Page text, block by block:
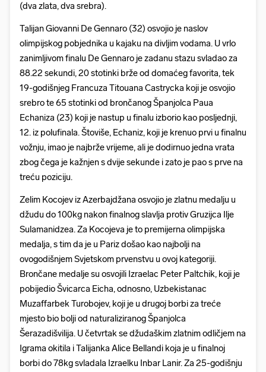
(dva zlata, dva srebra).
Talijan Giovanni De Gennaro (32) osvojio je naslov
olimpijskog pobjednika u kajaku na divljim vodama. U vrlo
zanimljivom finalu De Gennaro je zadanu stazu svladao za
88.22 sekundi, 20 stotinki brže od domaćeg favorita, tek
19-godišnjeg Francuza Titouana Castrycka koji je osvojio
srebro te 65 stotinki od brončanog Španjolca Paua
Echaniza (23) koji je nastup u finalu izborio kao posljednji,
12. iz polufinala. Štoviše, Echaniz, koji je krenuo prvi u finalnu
vožnju, imao je najbrže vrijeme, ali je dodirnuo jedna vrata
zbog čega je kažnjen s dvije sekunde i zato je pao s prve na
treću poziciju.
Zelim Kocojev iz Azerbajdžana osvojio je zlatnu medalju u
džudu do 100kg nakon finalnog slavlja protiv Gruzijca Ilje
Sulamanidzea. Za Kocojeva je to premijerna olimpijska
medalja, s tim da je u Pariz došao kao najbolji na
ovogodišnjem Svjetskom prvenstvu u ovoj kategoriji.
Brončane medalje su osvojili Izraelac Peter Paltchik, koji je
pobijedio Švicarca Eicha, odnosno, Uzbekistanac
Muzaffarbek Turobojev, koji je u drugoj borbi za treće
mjesto bio bolji od naturaliziranog Španjolca
Šerazadišvilija. U četvrtak se džudaškim zlatnim odličjem na
Igrama okitila i Talijanka Alice Bellandi koja je u finalnoj
borbi do 78kg svladala Izraelku Inbar Lanir. Za 25-godišnju